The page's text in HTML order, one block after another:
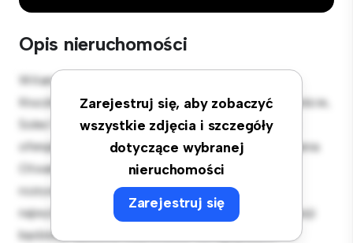
Opis nieruchomości
Zarejestruj się, aby zobaczyć
wszystkie zdjęcia i szczegóły
dotyczące wybranej
nieruchomości
Zarejestruj się
Witamy w Twojej nowej miejskiej oazie w Leona
Kruczkowskiego, mazowieckie, Warszawa, Śródmieście,
Solec! Ten nowoczesny apartament z 4 sypialniami
oferuje stylową i przytulną przestrzeń do zamieszkania.
Otwarta koncepcja układu idealnie nadaje się do
rozrywki, a elegancka kuchnia jest wyposażona w
najwyższej jakości sprzęt. Dzięki doskonałej lokalizacji
będziesz zaledwie kilka kroków od najlepszych